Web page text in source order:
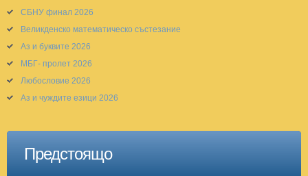
СБНУ финал 2026
Великденско математическо състезание
Аз и буквите 2026
МБГ- пролет 2026
Любословие 2026
Аз и чуждите езици 2026
Предстоящо